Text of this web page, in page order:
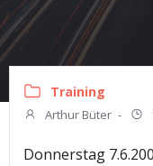
Training
Arthur Büter -
Donnerstag